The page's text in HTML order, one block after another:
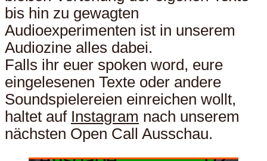
bis hin zu gewagten
Audioexperimenten ist in unserem
Audiozine alles dabei.
Falls ihr euer spoken word, eure
eingelesenen Texte oder andere
Soundspielereien einreichen wollt,
haltet auf Instagram nach unserem
nächsten Open Call Ausschau.